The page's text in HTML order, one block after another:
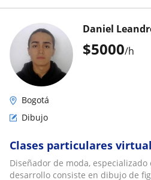
$5000/h
Daniel
Bogotá
Dibujo
Clases particulares
Diseñador de moda,
desarrollo consiste en dibujo de